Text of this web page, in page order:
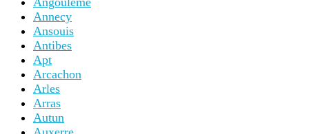
Annecy
Ansouis
Antibes
Apt
Arcachon
Arles
Arras
Autun